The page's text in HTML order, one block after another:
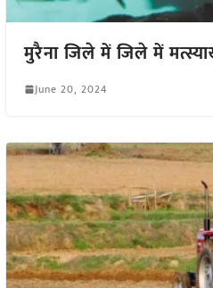
मुरैना जिले में जिले में
June 20, 2024